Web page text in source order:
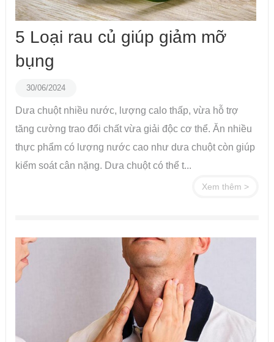
5 Loại rau củ giúp giảm mỡ
bụng
30/06/2024
Dưa chuột nhiều nước, lượng calo thấp, vừa hỗ trợ
tăng cường trao đổi chất vừa giải độc cơ thể. Ăn nhiều
thực phẩm có lượng nước cao như dưa chuột còn giúp
kiểm soát cân nặng. Dưa chuột có thể t...
Xem thêm >